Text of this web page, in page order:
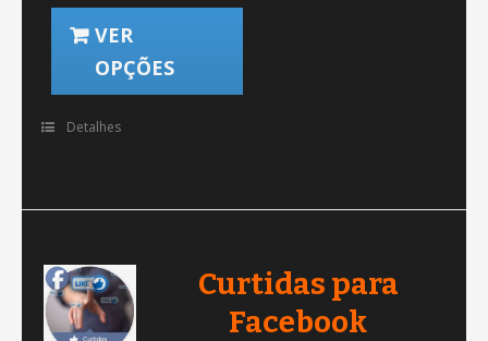
VER
OPÇÕES
Detalhes
Curtidas para
Facebook